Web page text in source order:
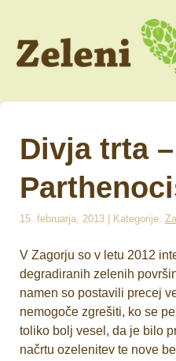
Divja trta –
15. februarja, 2013 | Kategorije:
V Zagorju so v letu 2012
degradiranih zelenih
namen so postavili precej
nemogoče zgrešiti, ko se
toliko bolj vesel, da je bilo
načrtu ozelenitev te nove